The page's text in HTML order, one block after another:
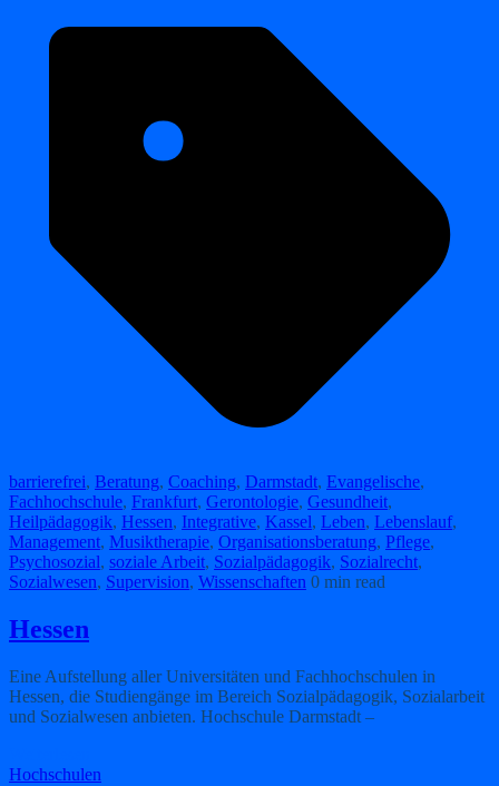
barrierefrei, Beratung, Coaching, Darmstadt, Evangelische,
Fachhochschule, Frankfurt, Gerontologie, Gesundheit,
Heilpädagogik, Hessen, Integrative, Kassel, Leben, Lebenslauf,
Management, Musiktherapie, Organisationsberatung, Pflege,
Psychosozial, soziale Arbeit, Sozialpädagogik, Sozialrecht,
Sozialwesen, Supervision, Wissenschaften 0 min read
Hessen
Eine Aufstellung aller Universitäten und Fachhochschulen in
Hessen, die Studiengänge im Bereich Sozialpädagogik, Sozialarbeit
und Sozialwesen anbieten. Hochschule Darmstadt –
Hochschulen